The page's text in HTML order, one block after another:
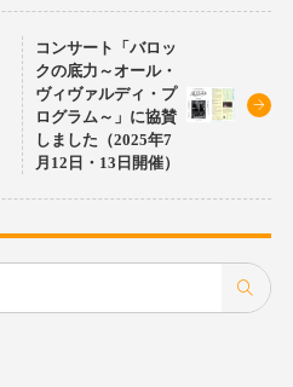
コンサート「バロッ
クの底力～オール・
ヴィヴァルディ・プ
ログラム～」に協賛
しました（2025年7
月12日・13日開催）